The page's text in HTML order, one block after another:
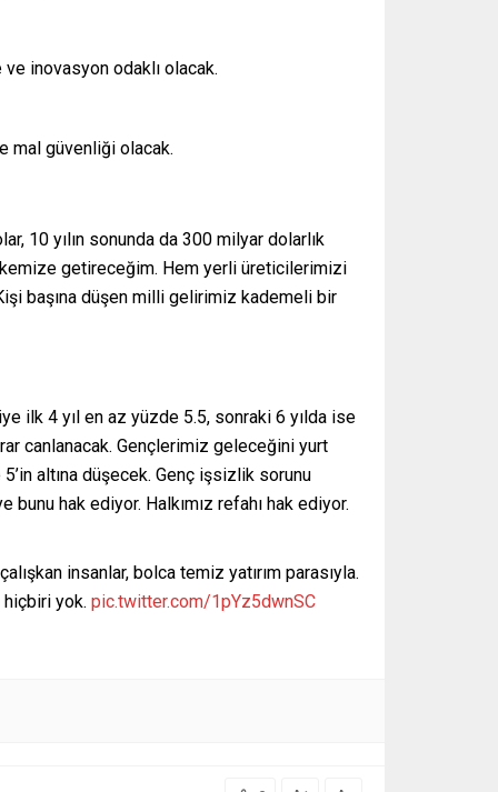
inovasyon odaklı olacak.
mal güvenliği olacak.
10 yılın sonunda da 300 milyar dolarlık
ülkemize getireceğim. Hem yerli üreticilerimizi
başına düşen milli gelirimiz kademeli bir
ilk 4 yıl en az yüzde 5.5, sonraki 6 yılda ise
canlanacak. Gençlerimiz geleceğini yurt
altına düşecek. Genç işsizlik sorunu
hak ediyor. Halkımız refahı hak ediyor.
insanlar, bolca temiz yatırım parasıyla.
hiçbiri yok. pic.twitter.com/1pYz5dwnSC